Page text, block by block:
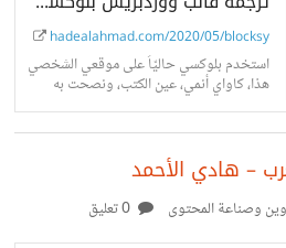
hadealahmad.com/2020/05/blocksy
استخدم بلوكسي حاليّاً على موقعي الشخصي
هذا، كاواي أنمي، عين الكتب، ونصحت به
صديقيّ في رديف ومساق واستخدمناها في
– هادي الأحمد
وصناعة المحتوى